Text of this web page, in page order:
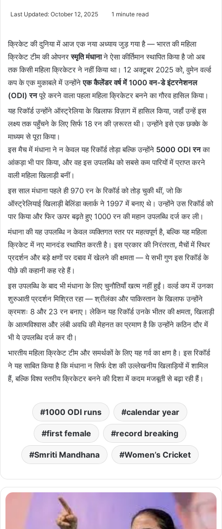
Last Updated: October 12, 2025 1 minute read
क्रिकेट की दुनिया में आज एक नया अध्याय जुड़ गया है — भारत की महिला
क्रिकेट टीम की ओपनरस्मृति मंधानाने ऐसा कीर्तिमान स्थापित किया है जो अब
तक किसी महिला क्रिकेटर ने नहीं किया था। 12 अक्टूबर 2025 को, वुमेन वर्ल्ड
कप के एक मुकाबले में उन्होंनेएक कैलेंडर वर्ष में 1000 वन-डे इंटरनेशनल
(ODI) रनपूरे करने वाला पहला महिला क्रिकेटर बनने का गौरव हासिल किया।
यह रिकॉर्ड उन्होंने ऑस्ट्रेलिया के खिलाफ विज़ाग में हासिल किया, जहाँ उन्हें इस
लक्ष्य तक पहुँचने के लिए सिर्फ 18 रन की ज़रूरत थी। उन्होंने इसे एक छक्के के
माध्यम से पूरा किया।
इस मैच में मंधाना ने न केवल यह रिकॉर्ड तोड़ा बल्कि उन्होंने 5000 ODI रनका
आंकड़ा भी पार किया, और वह इस उपलब्धि को सबसे कम पारियों में प्राप्त करने
वाली महिला खिलाड़ी बनीं।
इस साल मंधाना पहले ही 970 रन के रिकॉर्ड को तोड़ चुकी थीं, जो कि
ऑस्ट्रेलियाई खिलाड़ी बेलिंडा क्लार्क ने 1997 में बनाए थे। उन्होंने उस रिकॉर्ड को
पार किया और फिर ऊपर बढ़ते हुए 1000 रन की महान उपलब्धि दर्ज कर ली।
मंधाना की यह उपलब्धि न केवल व्यक्तिगत स्तर पर महत्वपूर्ण है, बल्कि यह महिला
क्रिकेट में नए मानदंड स्थापित करती है। इस प्रकार की निरंतरता, मैचों में स्थिर
प्रदर्शन और बड़े क्षणों पर दबाव में खेलने की क्षमता — ये सभी गुण इस रिकॉर्ड के
पीछे की कहानी कह रहे हैं।
इस उपलब्धि के बाद भी मंधाना के लिए चुनौतियाँ खत्म नहीं हुईं। वर्ल्ड कप में उनका
शुरुआती प्रदर्शन मिश्रित रहा — श्रीलंका और पाकिस्तान के खिलाफ उन्होंने
क्रमशः 8 और 23 रन बनाए। लेकिन यह रिकॉर्ड उनके भीतर की क्षमता, खिलाड़ी
के आत्मविश्वास और लंबी अवधि की मेहनत का प्रमाण है कि उन्होंने कठिन दौर में
भी ये उपलब्धि दर्ज कर दी।
भारतीय महिला क्रिकेट टीम और समर्थकों के लिए यह गर्व का क्षण है। इस रिकॉर्ड
ने यह साबित किया है कि मंधाना न सिर्फ देश की उल्लेखनीय खिलाड़ियों में शामिल
हैं, बल्कि विश्व स्तरीय क्रिकेटर बनने की दिशा में कदम मजबूती से बढ़ा रही हैं।
1000 ODI runs calendar year
first female record breaking
Smriti Mandhana Women’s Cricket